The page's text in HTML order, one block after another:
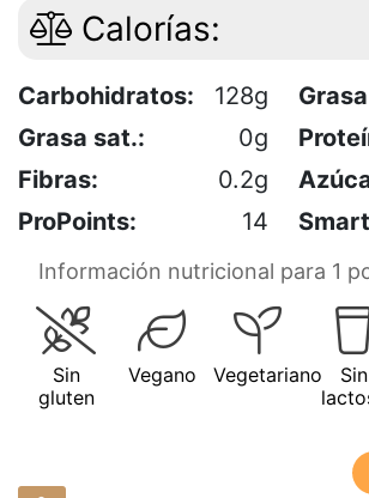
Calorías:
Carbohidratos: 128g
Grasa sat.:
0g
Fibras:
0.2g
ProPoints:
14
Información nutricional para 1
Sin
gluten
Vegano Vegetariano
Sin